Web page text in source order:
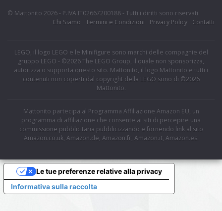
© Mattonito 2026 - P.IVA IT02667200188 - Tutti i diritti sono riservati
Chi Siamo
Termini e Condizioni Privacy Policy Contatti
LEGO, il logo LEGO e le Minifigure sono marchi delle compagnie del
gruppo LEGO - ©2026 The LEGO Group, il quale non sponsorizza,
autorizza o supporta questo sito. Mattonito, il logo Mattonito e tutti i
contenuti non coperti dal copyright della LEGO sono di ©2026
Mattonito.
Mattonito partecipa al Programma Affiliazione Amazon EU, un
programma di affiliazione che consente ai siti di percepire una
commissione pubblicitaria pubblicizzando e fornendo link al sito
Amazon.co.uk, Amazon.de, Amazon.fr, Amazon.it, Amazon.es.
Informativa sulla raccolta
Le tue preferenze relative alla privacy